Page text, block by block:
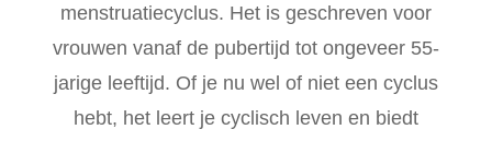
menstruatiecyclus. Het is geschreven voor
vrouwen vanaf de pubertijd tot ongeveer 55-
jarige leeftijd. Of je nu wel of niet een cyclus
hebt, het leert je cyclisch leven en biedt